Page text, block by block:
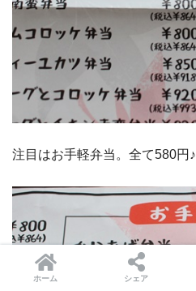
注目はお手軽弁当。全て580円♪
ホーム シェア